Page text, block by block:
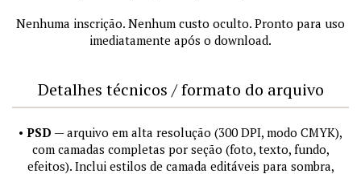
Nenhuma inscrição. Nenhum custo oculto. Pronto para uso
imediatamente após o download.
Detalhes técnicos / formato do arquivo
• PSD — arquivo em alta resolução (300 DPI, modo CMYK),
com camadas completas por seção (foto, texto, fundo,
efeitos). Inclui estilos de camada editáveis para sombra,